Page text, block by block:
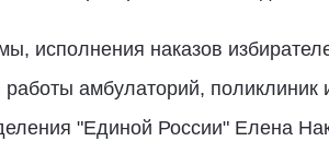
исполнения наказов
амбулаторий,
"Единой России" Елена